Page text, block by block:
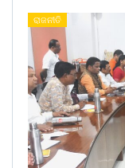
ରାଜନୀତି